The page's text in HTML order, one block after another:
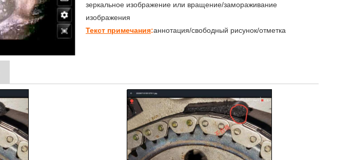
зеркальное изображение или вращение/замораживание
изображения
Текст примечания:аннотация/свободный рисунок/отметка